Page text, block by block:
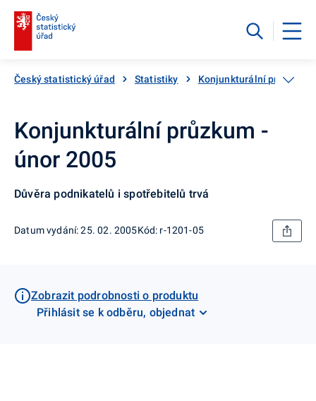
Český statistický úřad Statistiky Konjunkturální průzkumy
Konjunkturální průzkum -
únor 2005
Důvěra podnikatelů i spotřebitelů trvá
Datum vydání: 25. 02. 2005Kód: r-1201-05
Zobrazit podrobnosti o produktu
Přihlásit se k odběru, objednat